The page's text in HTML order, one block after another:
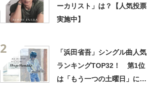
ーカリスト」は？【人気投票
実施中】
2
「浜田省吾」シングル曲人気
ランキングTOP32！ 第1位
は「もう一つの土曜日」に決